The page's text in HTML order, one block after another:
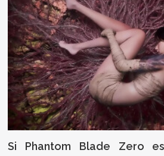
Si Phantom Blade Zero